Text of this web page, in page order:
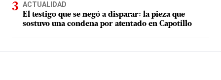
ACTUALIDAD
El testigo que se negó a disparar: la pieza que
sostuvo una condena por atentado en Capotillo